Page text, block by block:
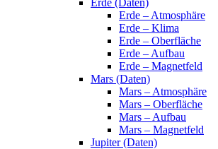
Erde – Atmosphäre
Erde – Klima
Erde – Oberfläche
Erde – Aufbau
Erde – Magnetfeld
Mars (Daten)
Mars – Atmosphäre
Mars – Oberfläche
Mars – Aufbau
Mars – Magnetfeld
Jupiter (Daten)